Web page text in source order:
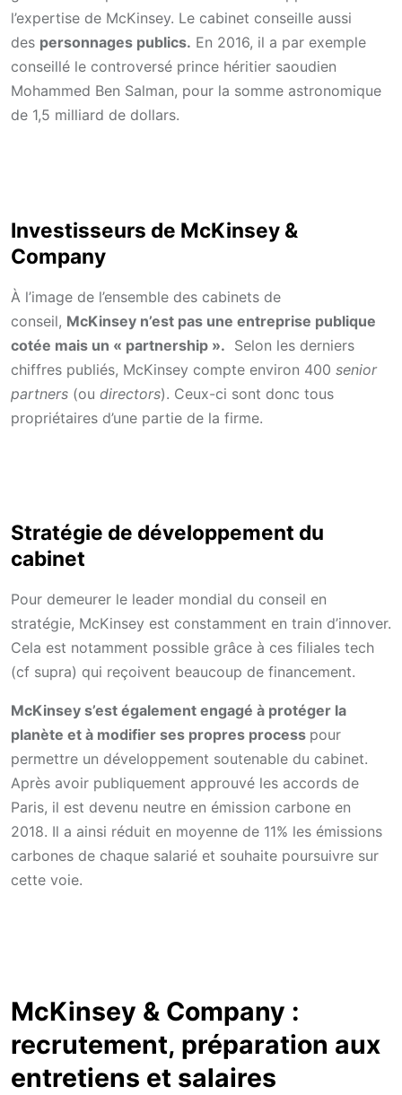
l’expertise de McKinsey. Le cabinet conseille aussi
des personnages publics. En 2016, il a par exemple
conseillé le controversé prince héritier saoudien
Mohammed Ben Salman, pour la somme astronomique
de 1,5 milliard de dollars.
Investisseurs de McKinsey &
Company
À l’image de l’ensemble des cabinets de
conseil, McKinsey n’est pas une entreprise publique
cotée mais un « partnership ». Selon les derniers
chiffres publiés, McKinsey compte environ 400 senior
partners (ou directors). Ceux-ci sont donc tous
propriétaires d’une partie de la firme.
Stratégie de développement du
cabinet
Pour demeurer le leader mondial du conseil en
stratégie, McKinsey est constamment en train d’innover.
Cela est notamment possible grâce à ces filiales tech
(cf supra) qui reçoivent beaucoup de financement.
McKinsey s’est également engagé à protéger la
planète et à modifier ses propres process pour
permettre un développement soutenable du cabinet.
Après avoir publiquement approuvé les accords de
Paris, il est devenu neutre en émission carbone en
2018. Il a ainsi réduit en moyenne de 11% les émissions
carbones de chaque salarié et souhaite poursuivre sur
cette voie.
McKinsey & Company :
recrutement, préparation aux
entretiens et salaires